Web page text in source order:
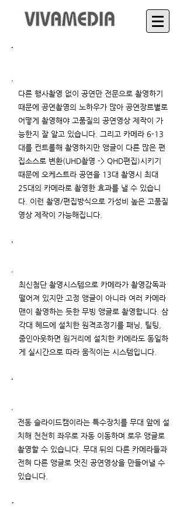
다른 행사촬영 없이 공연만 전문으로 촬영하기
때문에 공연촬영의 노하우가 많아 공연장르별로
어떻게 촬영해야 고품질의 공연영상 제작이 가
능한지 잘 알고 있습니다. 그리고 카메라 6-13
대를 컨트롤해 촬영하지만 앵글이 다른 많은 편
집소스로 변환(UHD촬영 -> QHD편집)시키기
때문에 오케스트라 공연을 13대 촬영시 최대
25대의 카메라로 촬영한 효과를 낼 수 있습니
다. 이런 촬영/편집방식으로 가성비 높은 고품질
영상 제작이 가능해집니다.
최신첨단 촬영시스템으로 카메라가 촬영감독과
떨어져 있지만 고정 앵글이 아니라 여러 카메라
맨이 촬영하는 듯한 무빙 앵글로 촬영합니다. 삼
각대 헤드에 설치한 원격조정기를 패닝, 틸팅,
줌인아웃하면 원거리에 설치한 카메라도 동일하
게 실시간으로 따라 움직이는 시스템입니다.
전동 슬라이드캠이라는 특수장치를 무대 앞에 설
치해 천천히 좌우로 자동 이동하며 로우 앵글로
촬영할 수 있습니다. 무대 뒤의 다른 카메라들과
전혀 다른 앵글로 멋진 공연영상을 만들어낼 수
있습니다.